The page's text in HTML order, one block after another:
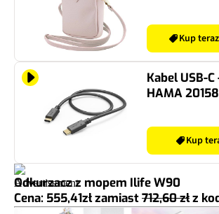
Kup teraz
Kabel USB-C
HAMA
Kup
Odkurzacz z mopem Ilife W90
Cena: 555,41złzamiast712,60 złz